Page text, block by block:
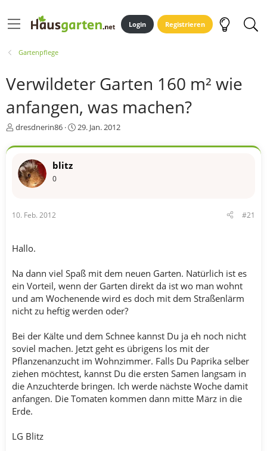
Login Registrieren
Gartenpflege
Verwildeter Garten 160 m² wie
anfangen, was machen?
E
s
e
r
dresdnerin86
E
s
29. Jan. 2012
blitz
0
10. Feb. 2012 #21
Hallo.
Na dann viel Spaß mit dem neuen Garten. Natürlich ist es
ein Vorteil, wenn der Garten direkt da ist wo man wohnt
und am Wochenende wird es doch mit dem Straßenlärm
nicht zu heftig werden oder?
Bei der Kälte und dem Schnee kannst Du ja eh noch nicht
soviel machen. Jetzt geht es übrigens los mit der
Pflanzenanzucht im Wohnzimmer. Falls Du Paprika selber
ziehen möchtest, kannst Du die ersten Samen langsam in
die Anzuchterde bringen. Ich werde nächste Woche damit
anfangen. Die Tomaten kommen dann mitte März in die
Erde.
LG Blitz